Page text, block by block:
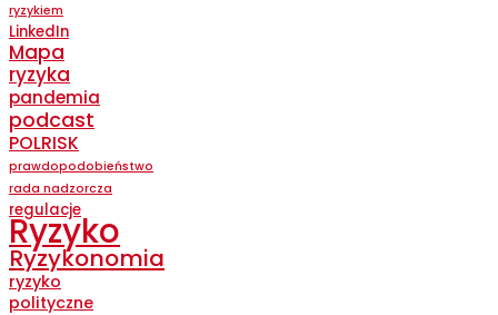
ryzykiem
LinkedIn
Mapa
ryzyka
pandemia
podcast
POLRISK
prawdopodobieństwo
rada nadzorcza
regulacje
Ryzyko
Ryzykonomia
ryzyko
polityczne